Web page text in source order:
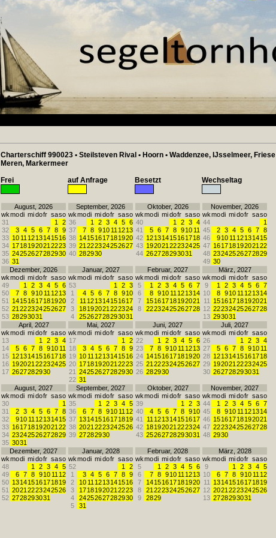
Charterschiff 990023 • Steilsteven Rival • Hoorn • Waddenzee, IJsselmeer, Friese
Meren, Markermeer
Frei
auf Anfrage Besetzt Wechseltag
August, 2026
wkmodi midofr saso
31
1
2
32
3 4 5 6 7 8 9
33 10 11 1213141516
34 1718192021 2223
35 24252627282930
36 31
September, 2026
wkmodi midofr saso
36
1 2 3 4 5 6
37
7 8 910 11 1213
38 14151617181920
39 21 222324252627
40 282930
Oktober, 2026
wkmodi midofr saso
40
1 2 3 4
41
5 6 7 8 910 11
42 12131415161718
43 192021 22232425
44 262728293031
November, 2026
wkmodi midofr saso
44
1
45
2 3 4 5 6 7 8
46
910 11 12131415
47 161718192021 22
48 23242526272829
49 30
Dezember, 2026
wkmodi midofr saso
49
1 2 3 4 5 6
50
7 8 910 11 1213
51
14151617181920
52 21 222324252627
53 28293031
Januar, 2027
wkmodi midofr saso
53
1 2 3
1
4 5 6 7 8 910
2
11 121314151617
3
18192021 222324
4
25262728293031
Februar, 2027
wkmodi midofr saso
5
1 2 3 4 5 6 7
6
8 910 11 121314
7
15161718192021
8
22232425262728
März, 2027
wkmodi midofr saso
9
1 2 3 4 5 6 7
10
8 910 11 121314
11
15161718192021
12 22232425262728
13 293031
April, 2027
wkmodi midofr saso
13
1 2 3 4
14
5 6 7 8 910 11
15 12131415161718
16 192021 22232425
17 2627282930
Mai, 2027
wkmodi midofr saso
17
1
2
18
3 4 5 6 7 8 9
19 10 11 1213141516
20 1718192021 2223
21 24252627282930
22 31
Juni, 2027
wkmodi midofr saso
22
1 2 3 4 5 6
23
7 8 910 11 1213
24 14151617181920
25 21 222324252627
26 282930
Juli, 2027
wkmodi midofr saso
26
1 2 3 4
27
5 6 7 8 910 11
28 12131415161718
29 192021 22232425
30 262728293031
August, 2027
wkmodi midofr saso
30
1
31
2 3 4 5 6 7 8
32
910 11 12131415
33 161718192021 22
34 23242526272829
35 3031
September, 2027
wkmodi midofr saso
35
1 2 3 4 5
36
6 7 8 910 11 12
37 13141516171819
38 2021 2223242526
39 27282930
Oktober, 2027
wkmodi midofr saso
39
1 2 3
40
4 5 6 7 8 910
41
11 121314151617
42 18192021 222324
43 25262728293031
November, 2027
wkmodi midofr saso
44
1 2 3 4 5 6 7
45
8 910 11 121314
46 15161718192021
47 22232425262728
48 2930
Dezember, 2027
wkmodi midofr saso
48
1 2 3 4 5
49
6 7 8 910 11 12
50 13141516171819
51 2021 2223242526
52 2728293031
Januar, 2028
wkmodi midofr saso
52
1
2
1
3 4 5 6 7 8 9
2
10 11 1213141516
3
1718192021 2223
4
24252627282930
5
31
Februar, 2028
wkmodi midofr saso
5
1 2 3 4 5 6
6
7 8 910 11 1213
7
14151617181920
8
21 222324252627
9
2829
März, 2028
wkmodi midofr saso
9
1 2 3 4 5
10
6 7 8 910 11 12
11
13141516171819
12 2021 2223242526
13 2728293031